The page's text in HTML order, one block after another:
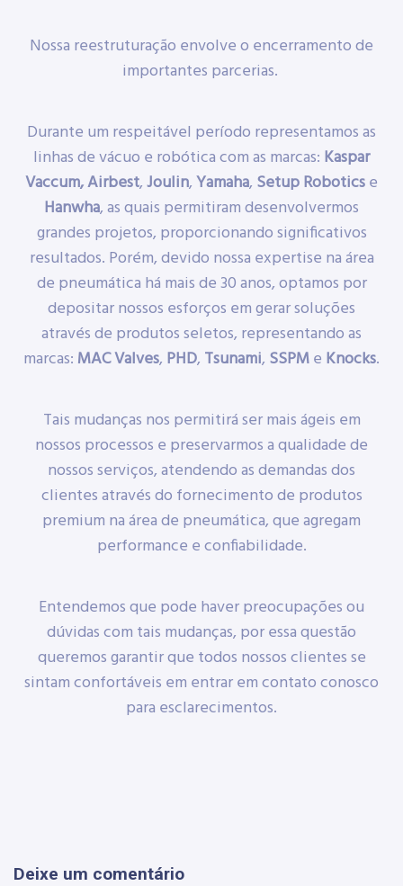
Nossa reestruturação envolve o encerramento de
importantes parcerias.
Durante um respeitável período representamos as
linhas de vácuo e robótica com as marcas: Kaspar
Vaccum,Airbest,Joulin,Yamaha, Setup Roboticse
Hanwha, as quais permitiram desenvolvermos
grandes projetos, proporcionando significativos
resultados. Porém, devido nossa expertise na área
de pneumática há mais de 30 anos, optamos por
depositar nossos esforços em gerar soluções
através de produtos seletos, representando as
marcas: MAC Valves, PHD, Tsunami, SSPMe Knocks.
Tais mudanças nos permitirá ser mais ágeis em
nossos processos e preservarmos a qualidade de
nossos serviços, atendendo as demandas dos
clientes através do fornecimento de produtos
premium na área de pneumática, que agregam
performance e confiabilidade.
Entendemos que pode haver preocupações ou
dúvidas com tais mudanças, por essa questão
queremos garantir que todos nossos clientes se
sintam confortáveis em entrar em contato conosco
para esclarecimentos.
Deixe um comentário